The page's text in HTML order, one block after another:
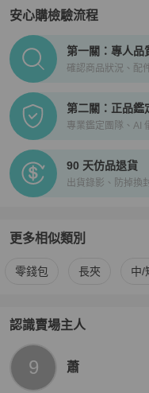
安心購檢驗流程
PopChill拍拍圈正品驗
第一關：專人品
確認商品狀況、配
第二關：正品鑑
專業鑑定團隊、AI
90 天仿品退貨
出貨錄影、防掉換
更多相似類別
更多Charles & Keith 女士
零錢包 長夾 中/
認識賣場主人
PopChill 拍拍圈嚴選賣家
9 蕭